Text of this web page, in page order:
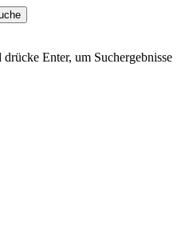
Enter, um Suchergebnisse